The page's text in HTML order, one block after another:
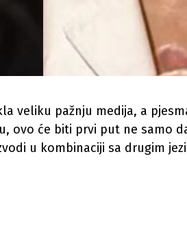
veliku pažnju medija, a
ovo će biti prvi put ne samo
u kombinaciji sa drugim